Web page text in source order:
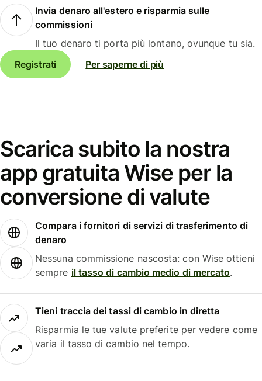
Invia denaro all'estero e risparmia sulle
commissioni
Il tuo denaro ti porta più lontano, ovunque tu sia.
Registrati
Per saperne di più
Scarica subito la nostra
app gratuita Wise per la
conversione di valute
Compara i fornitori di servizi di trasferimento di
denaro
Nessuna commissione nascosta: con Wise ottieni
sempre il tasso di cambio medio di mercato.
Tieni traccia dei tassi di cambio in diretta
Risparmia le tue valute preferite per vedere come
varia il tasso di cambio nel tempo.